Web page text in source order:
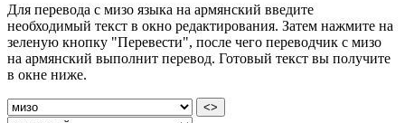
Для перевода с мизо языка на армянский введите
необходимый текст в окно редактирования. Затем нажмите на
зеленую кнопку "Перевести", после чего переводчик с мизо
на армянский выполнит перевод. Готовый текст вы получите
в окне ниже.
<>